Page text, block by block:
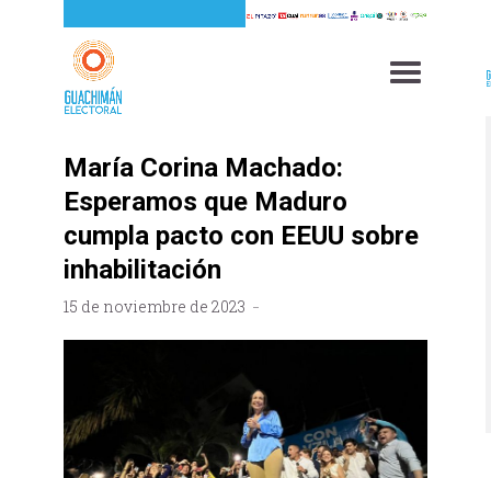
María Corina Machado:
Esperamos que Maduro
cumpla pacto con EEUU sobre
inhabilitación
15 de noviembre de 2023